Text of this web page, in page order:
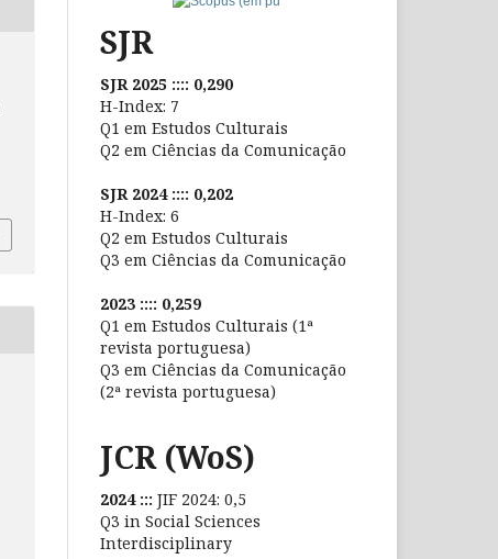
SJR
SJR 2025 :::: 0,290
H-Index: 7
Q1 em Estudos Culturais
Q2 em Ciências da Comunicação
SJR 2024 :::: 0,202
H-Index: 6
Q2 em Estudos Culturais
Q3 em Ciências da Comunicação
2023 :::: 0,259
Q1 em Estudos Culturais (1ª
revista portuguesa)
Q3 em Ciências da Comunicação
(2ª revista portuguesa)
JCR (WoS)
2024 ::: JIF 2024: 0,5
Q3 in Social Sciences
Interdisciplinary